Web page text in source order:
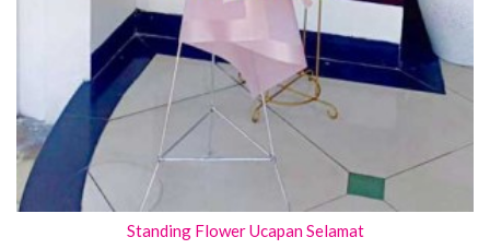
Standing Flower Ucapan Selamat